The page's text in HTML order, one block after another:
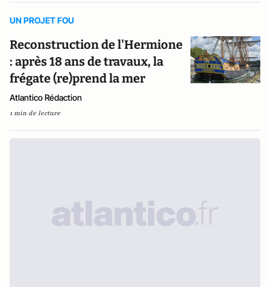
UN PROJET FOU
Reconstruction de l'Hermione
: après 18 ans de travaux, la
frégate (re)prend la mer
Atlantico Rédaction
1 min de lecture